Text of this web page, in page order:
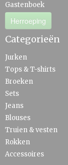
Gastenboek
Herroeping
Categorieën
Jurken
Tops & T-shirts
Broeken
Sets
Jeans
Blouses
Truien & vesten
Rokken
Accessoires